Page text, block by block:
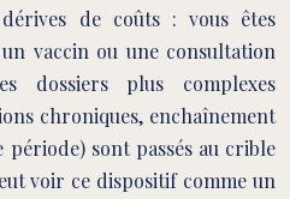
de coûts : vous êtes
vaccin ou une consultation
dossiers plus complexes
chroniques, enchaînement
sont passés au crible
voir ce dispositif comme un